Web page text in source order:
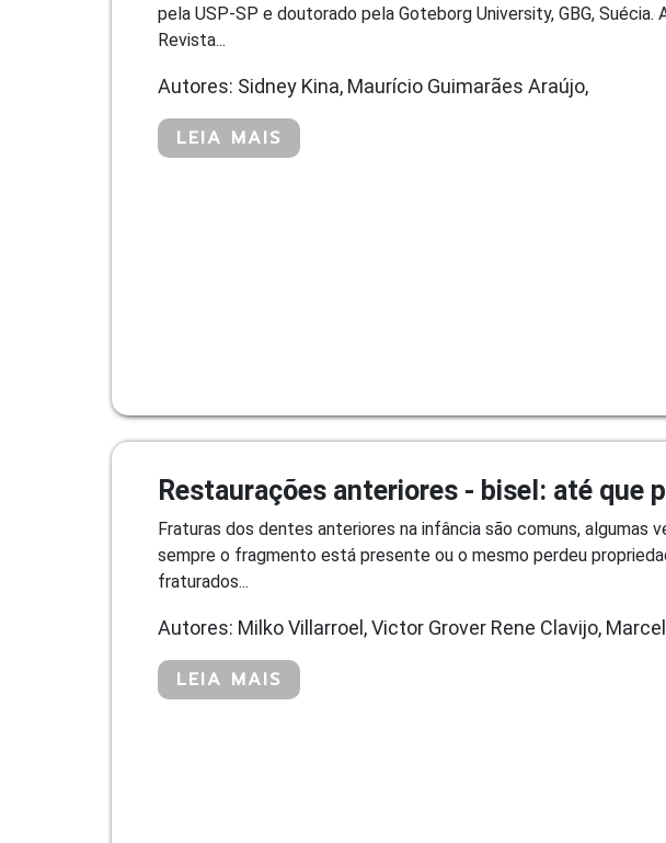
pela USP-SP e doutorado pela Goteborg University, GBG,
Revista...
Autores: Sidney Kina, Maurício Guimarães Araújo,
LEIA MAIS
Restaurações anteriores - bisel: até que
Fraturas dos dentes anteriores na infância são comuns,
sempre o fragmento está presente ou o mesmo perdeu
fraturados...
Autores: Milko Villarroel, Victor Grover Rene Clavijo,
LEIA MAIS